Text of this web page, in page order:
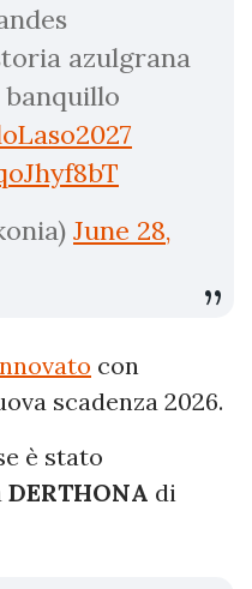
azulgrana
June 28,
con
scadenza 2026.
è stato
DERTHONA di